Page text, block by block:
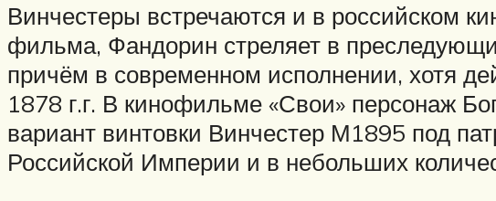
Винчестеры встречаются и в российском
фильма, Фандорин стреляет в
причём в современном исполнении, хотя
1878 г.г. В кинофильме «Свои» персонаж
вариант винтовки Винчестер М1895 под
Российской Империи и в небольших